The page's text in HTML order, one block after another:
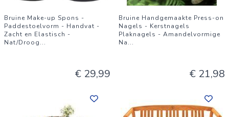
Bruine Make-up Spons -
Paddestoelvorm - Handvat -
Zacht en Elastisch -
Nat/Droog...
€ 29,99
Bruine Handgemaakte Press-on
Nagels - Kerstnagels
Plaknagels - Amandelvormige
Na...
€ 21,98